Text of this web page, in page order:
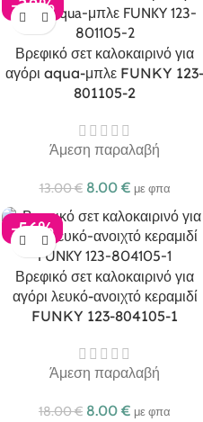
-38%
Βρεφικό σετ καλοκαιρινό για
αγόρι aqua-μπλε FUNKY 123-
801105-2
Άμεση παραλαβή
13.00€ 8.00 € με φπα
-56%
Βρεφικό σετ καλοκαιρινό για
αγόρι λευκό-ανοιχτό κεραμιδί
FUNKY 123-804105-1
Άμεση παραλαβή
18.00€ 8.00 € με φπα